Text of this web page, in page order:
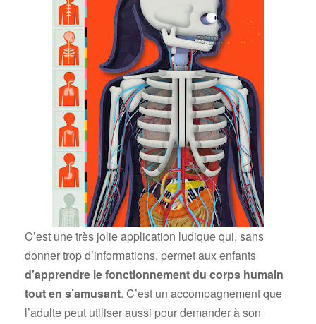
C’est une très jolie application ludique qui, sans
donner trop d’informations, permet aux enfants
d’apprendre le fonctionnement du corps humain
tout en s’amusant. C’est un accompagnement que
l’adulte peut utiliser aussi pour demander à son